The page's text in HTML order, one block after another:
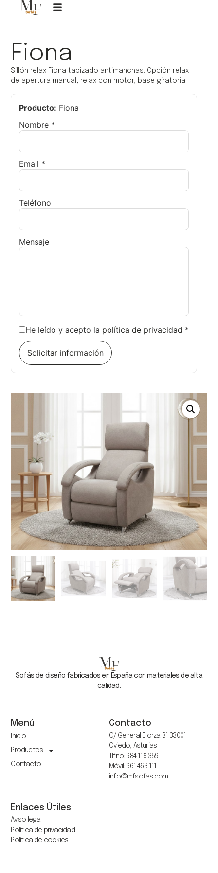
Fiona
Sillón relax Fiona tapizado antimanchas. Opción relax
de apertura manual, relax con motor, base giratoria.
Producto: Fiona
Nombre *
Email *
Teléfono
Mensaje
He leído y acepto la política de privacidad *
Solicitar información
Sofás de diseño fabricados en España con materiales de alta
calidad.
Menú
Inicio
Productos
Contacto
Contacto
C/ General Elorza 81 33001
Oviedo, Asturias
Tlfno: 984 116 359
Móvil: 661 463 111
info@mfsofas.com
Enlaces Útiles
Aviso legal
Política de privacidad
Política de cookies